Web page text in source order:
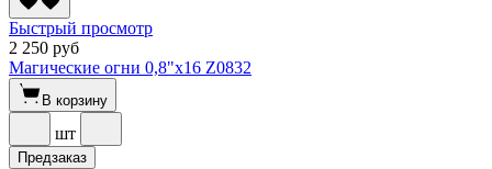
Быстрый просмотр
2 250 руб
Магические огни 0,8"х16 Z0832
В корзину
шт
Предзаказ